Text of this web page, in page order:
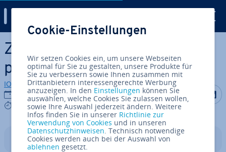
Zum Haupt­in­halt springen
ZIP-Datei erstellen: So kom­
pri­mie­ren Sie Ihre Dateien
IONOS Redaktion
08.12.2021
5 mins
Auf Auf
In­halts­ver­zeich­nis
Cookie-Einstellungen
Wir setzen Cookies ein, um unsere Webseiten
optimal für Sie zu gestalten, unsere Produkte für
Sie zu verbessern sowie Ihnen zusammen mit
Drittanbietern interessengerechte Werbung
anzuzeigen. In den Einstellungen können Sie
auswählen, welche Cookies Sie zulassen wollen,
sowie Ihre Auswahl jederzeit ändern. Weitere
Infos finden Sie in unserer Richtlinie zur
Verwendung von Cookies und in unseren
Datenschutzhinweisen. Technisch notwendige
Cookies werden auch bei der Auswahl von
ablehnen gesetzt.